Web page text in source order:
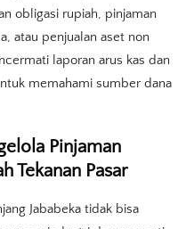
obligasi rupiah, pinjaman
atau penjualan aset non
laporan arus kas dan
memahami sumber dana
Pinjaman
Tekanan Pasar
Jababeka tidak bisa